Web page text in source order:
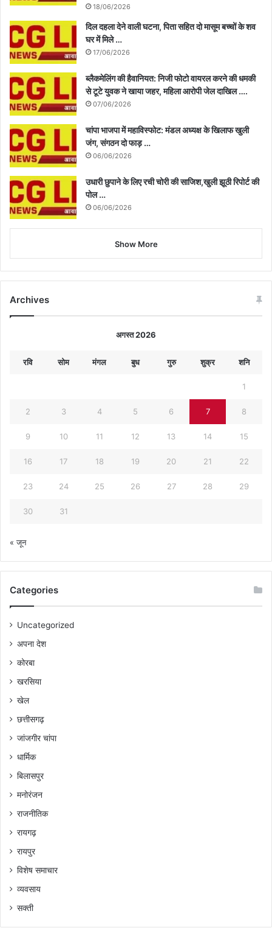
18/06/2026
दिल दहला देने वाली घटना, पिता सहित दो मासूम बच्चों के शव
घर में मिले …
17/06/2026
ब्लैकमेलिंग की हैवानियत: निजी फोटो वायरल करने की धमकी
से टूटे युवक ने खाया जहर, महिला आरोपी जेल दाखिल ….
07/06/2026
चांपा भाजपा में महाविस्फोट: मंडल अध्यक्ष के खिलाफ खुली
जंग, संगठन दो फाड़ …
06/06/2026
उधारी छुपाने के लिए रची चोरी की साजिश,खुली झूठी रिपोर्ट की
पोल …
06/06/2026
Show More
Archives
अगस्त 2026
रवि सोम मंगल बुध गुरु शुक्र शनि
1
2 3 4 5 6 7 8
9 10 11 12 13 14 15
16 17 18 19 20 21 22
23 24 25 26 27 28 29
30 31
« जून
Categories
Uncategorized
अपना देश
कोरबा
खरसिया
खेल
छत्तीसगढ़
जांजगीर चांपा
धार्मिक
बिलासपुर
मनोरंजन
राजनीतिक
रायगढ़
रायपुर
विशेष समाचार
व्यवसाय
सक्ती